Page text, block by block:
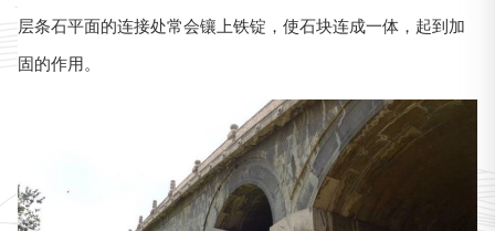
层条石平面的连接处常会镶上铁锭，使石块连成一体，起到加
固的作用。